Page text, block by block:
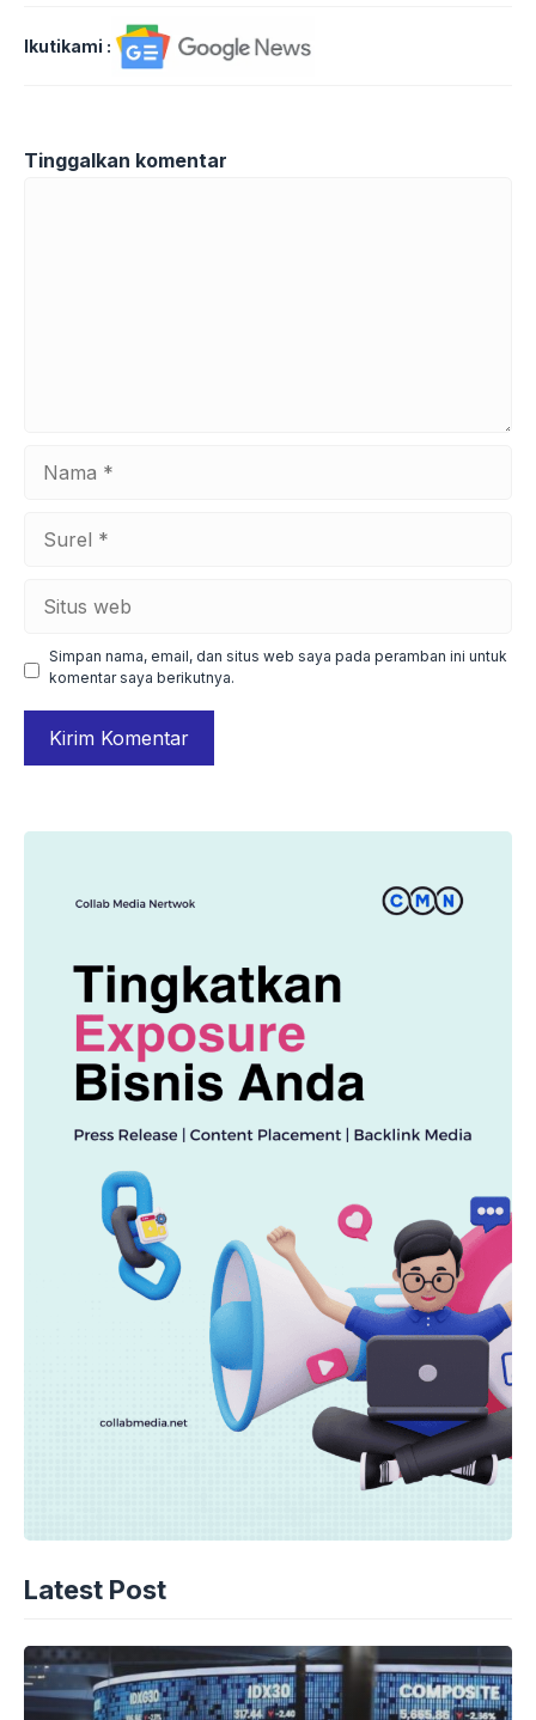
Ikutikami :
Tinggalkan komentar
web
Simpan nama, email, dan situs web saya pada peramban ini untuk
komentar saya berikutnya.
Latest Post